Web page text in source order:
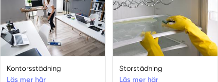
Kontorsstädning
Läs mer här
Storstädning
Läs mer här